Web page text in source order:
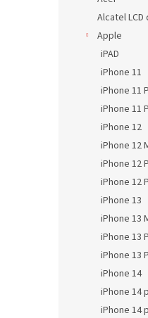
Alcatel LCD
Apple
iPAD
iPhone 11
iPhone 11
iPhone 11
iPhone 12
iPhone 12
iPhone 12
iPhone 12
iPhone 13
iPhone 13
iPhone 13
iPhone 13
iPhone 14
iPhone 14
iPhone 14